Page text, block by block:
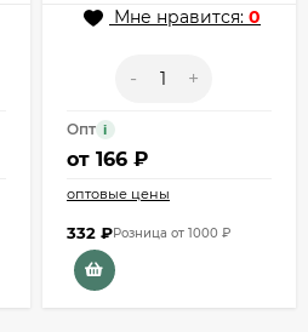
Мне нравится: 0
- +
Опт i
от 166 ₽
оптовые цены
332 ₽Розница от 1000 ₽